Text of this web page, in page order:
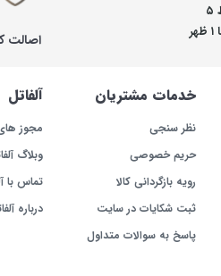
اصالت
خدمات مشتریان
نظر سنجی
حریم خصوصی
رویه بازگردانی کالا
ثبت شکایات در سایت
پاسخ به سوالات متداول
آلفاتل
مجوز
وبلاگ
تماس با
درباره